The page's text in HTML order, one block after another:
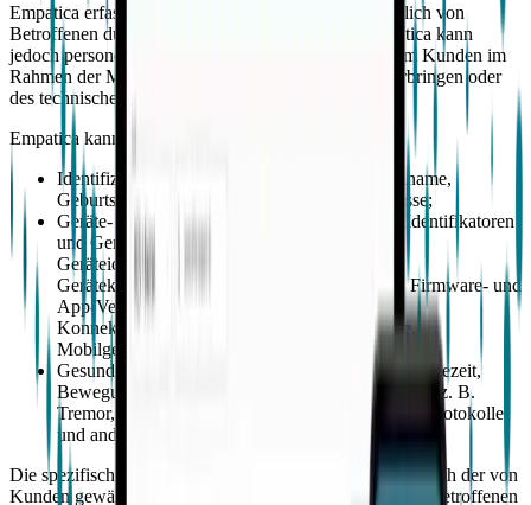
Empatica erfasst personenbezogene Daten hauptsächlich von
Betroffenen durch deren Nutzung der Dienste. Empatica kann
jedoch personenbezogene Daten von Betroffenen vom Kunden im
Rahmen der Marktüberwachung nach dem Inverkehrbringen oder
des technischen Supports erfassen.
Empatica kann verarbeiten:
Identifizierbare Kontaktdaten wie Name, Nachname,
Geburtsdatum, Alter, Geschlecht, E-Mail-Adresse;
Geräte- und technische Informationen, Online-Identifikatoren
und Gerätenutzungsdaten, wie IP-Adresse,
Geräteidentifikatoren, Gerätebetriebsmetriken,
Gerätekalibrierungs- und Validierungsberichte, Firmware- und
App-Version, Zeitstempel, Betriebssystem,
Konnektivitätsprotokolle, technische Protokolle,
Mobilgeräteidentifikatoren (z. B. IMEI/Geräte-ID);
Gesundheitsdaten wie physiologische Signale, Tragezeit,
Bewegungen, Schlaf, Parkinson-bezogene Scores (z. B.
Tremor, Bradykinesie, Dyskinesien), Medikationsprotokolle
und andere Geräteleistungsdaten.
Die spezifischen verarbeiteten Daten können jedoch je nach der von
Kunden gewählten EHMP-Konfiguration und dem von Betroffenen